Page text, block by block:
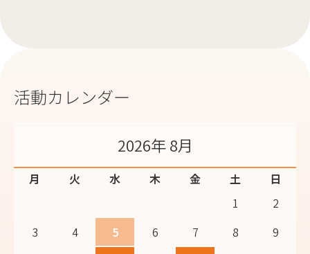
活動カレンダー
2026年 8月
月 火 水 木 金 土
日
1
2
3
4 5 6 7 8
9